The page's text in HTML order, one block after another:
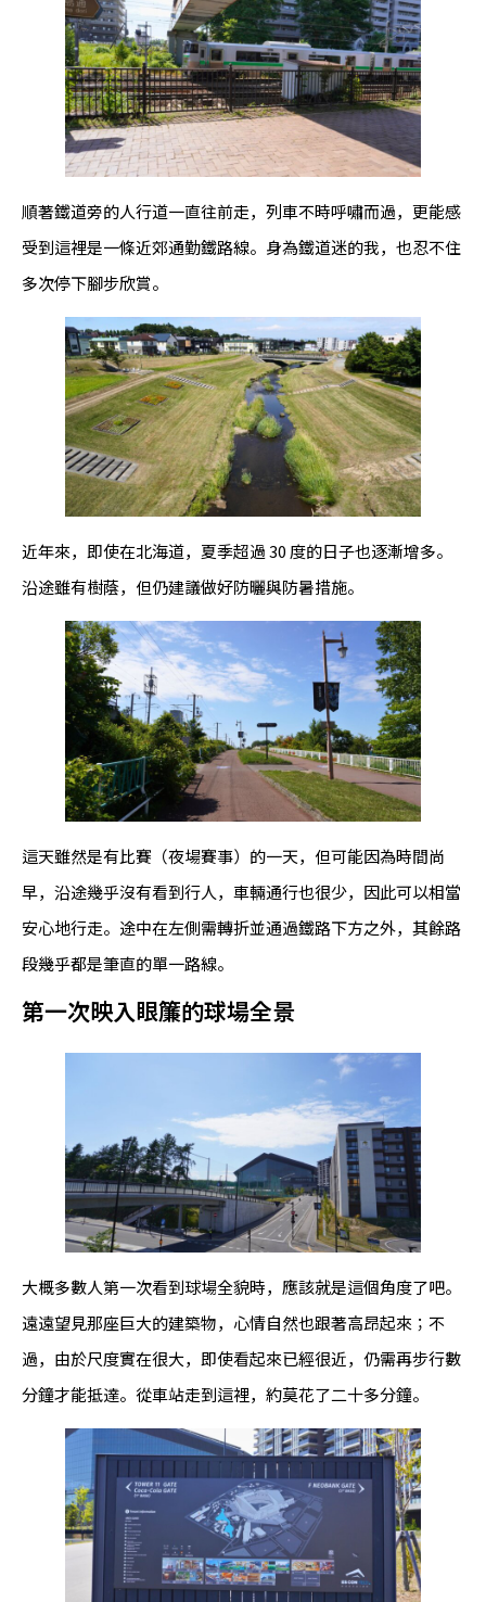
順著鐵道旁的人行道一直往前走，列車不時呼嘯而過，更能感
受到這裡是一條近郊通勤鐵路線。身為鐵道迷的我，也忍不住
多次停下腳步欣賞。
近年來，即使在北海道，夏季超過 30 度的日子也逐漸增多。
沿途雖有樹蔭，但仍建議做好防曬與防暑措施。
這天雖然是有比賽（夜場賽事）的一天，但可能因為時間尚
早，沿途幾乎沒有看到行人，車輛通行也很少，因此可以相當
安心地行走。途中在左側需轉折並通過鐵路下方之外，其餘路
段幾乎都是筆直的單一路線。
第一次映入眼簾的球場全景
大概多數人第一次看到球場全貌時，應該就是這個角度了吧。
遠遠望見那座巨大的建築物，心情自然也跟著高昂起來；不
過，由於尺度實在很大，即使看起來已經很近，仍需再步行數
分鐘才能抵達。從車站走到這裡，約莫花了二十多分鐘。